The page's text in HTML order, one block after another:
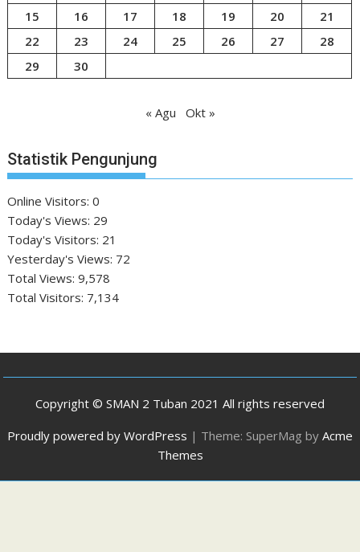
15
16 17 18 19 20
21
22
23 24 25 26 27
28
29
30
« Agu Okt »
Statistik Pengunjung
Online Visitors:0
Today's Views: 29
Today's Visitors: 21
Yesterday's Views: 72
Total Views:9,578
Total Visitors: 7,134
Copyright © SMAN 2 Tuban 2021 All rights reserved
Proudly powered by WordPress | Theme: SuperMag by Acme
Themes